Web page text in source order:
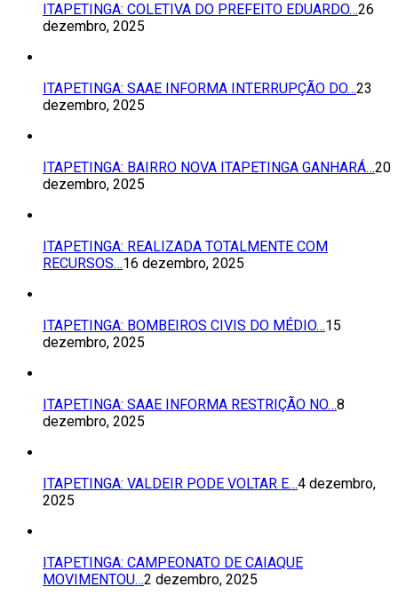
ITAPETINGA: COLETIVA DO PREFEITO EDUARDO…26
dezembro, 2025
ITAPETINGA: SAAE INFORMA INTERRUPÇÃO DO…23
dezembro, 2025
ITAPETINGA: BAIRRO NOVA ITAPETINGA GANHARÁ…20
dezembro, 2025
ITAPETINGA: REALIZADA TOTALMENTE COM
RECURSOS…16 dezembro, 2025
ITAPETINGA: BOMBEIROS CIVIS DO MÉDIO…15
dezembro, 2025
ITAPETINGA: SAAE INFORMA RESTRIÇÃO NO…8
dezembro, 2025
ITAPETINGA: VALDEIR PODE VOLTAR E…4 dezembro,
2025
ITAPETINGA: CAMPEONATO DE CAIAQUE
MOVIMENTOU…2 dezembro, 2025